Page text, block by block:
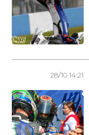
28/10 14:21